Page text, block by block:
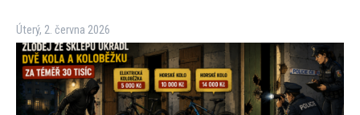
Úterý, 2. června 2026